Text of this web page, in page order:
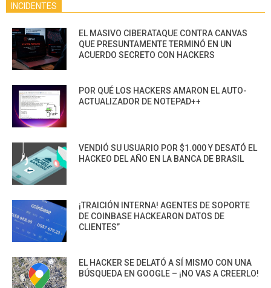
INCIDENTES
EL MASIVO CIBERATAQUE CONTRA CANVAS
QUE PRESUNTAMENTE TERMINÓ EN UN
ACUERDO SECRETO CON HACKERS
POR QUÉ LOS HACKERS AMARON EL AUTO-
ACTUALIZADOR DE NOTEPAD++
VENDIÓ SU USUARIO POR $1.000 Y DESATÓ EL
HACKEO DEL AÑO EN LA BANCA DE BRASIL
¡TRAICIÓN INTERNA! AGENTES DE SOPORTE
DE COINBASE HACKEARON DATOS DE
CLIENTES”
EL HACKER SE DELATÓ A SÍ MISMO CON UNA
BÚSQUEDA EN GOOGLE – ¡NO VAS A CREERLO!